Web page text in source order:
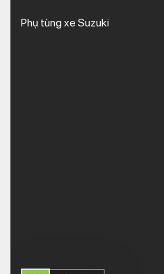
Phụ tùng xe Suzuki